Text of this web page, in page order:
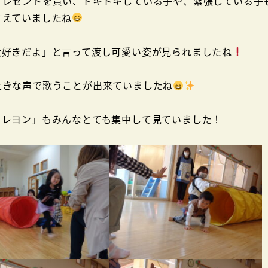
ていましたね
きだよ」と言って渡し可愛い姿が見られましたね
な声で歌うことが出来ていましたね
ヨン」もみんなとても集中して見ていました！